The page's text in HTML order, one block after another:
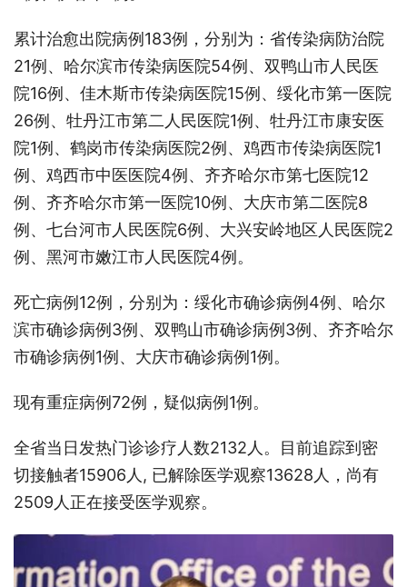
累计治愈出院病例183例，分别为：省传染病防治院
21例、哈尔滨市传染病医院54例、双鸭山市人民医
院16例、佳木斯市传染病医院15例、绥化市第一医院
26例、牡丹江市第二人民医院1例、牡丹江市康安医
院1例、鹤岗市传染病医院2例、鸡西市传染病医院1
例、鸡西市中医医院4例、齐齐哈尔市第七医院12
例、齐齐哈尔市第一医院10例、大庆市第二医院8
例、七台河市人民医院6例、大兴安岭地区人民医院2
例、黑河市嫩江市人民医院4例。
死亡病例12例，分别为：绥化市确诊病例4例、哈尔
滨市确诊病例3例、双鸭山市确诊病例3例、齐齐哈尔
市确诊病例1例、大庆市确诊病例1例。
现有重症病例72例，疑似病例1例。
全省当日发热门诊诊疗人数2132人。目前追踪到密
切接触者15906人, 已解除医学观察13628人，尚有
2509人正在接受医学观察。